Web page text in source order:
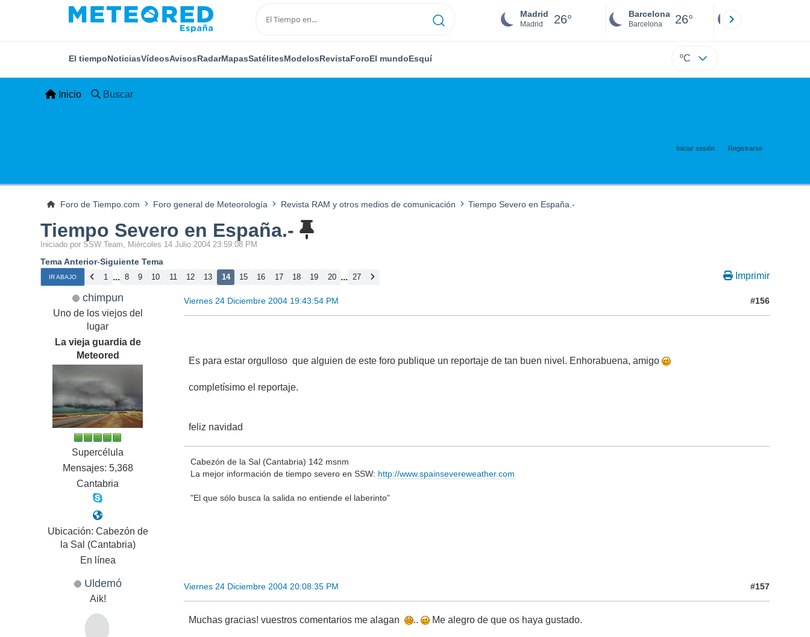
Madrid
Madrid 26° Barcelona
Barcelona 26°
El tiempoNoticiasVídeosAvisosRadarMapasSatélitesModelosRevistaForoEl mundoEsquí ºC
Inicio Buscar
Iniciar sesión Registrarse
Foro de Tiempo.com Foro general de Meteorología Revista RAM y otros medios de comunicación Tiempo Severo en España.-
Tiempo Severo en España.-
Iniciado por SSW Team, Miércoles 14 Julio 2004 23:59:08 PM
Tema Anterior-Siguiente Tema
IR ABAJO 1 ... 8 9 10 11 12 13 14 15 16 17 18 19 20 ... 27 Imprimir
chimpun
Uno de los viejos del
lugar
La vieja guardia de
Meteored
Supercélula
Mensajes: 5,368
Cantabria
Ubicación: Cabezón de
la Sal (Cantabria)
En línea
Viernes 24 Diciembre 2004 19:43:54 PM #156
Es para estar orgulloso que alguien de este foro publique un reportaje de tan buen nivel. Enhorabuena, amigo
completísimo el reportaje.
feliz navidad
Cabezón de la Sal (Cantabria) 142 msnm
La mejor información de tiempo severo en SSW: http://www.spainsevereweather.com
"El que sólo busca la salida no entiende el laberinto"
Uldemó
Aik!
Viernes 24 Diciembre 2004 20:08:35 PM #157
Muchas gracias! vuestros comentarios me alagan .. Me alegro de que os haya gustado.